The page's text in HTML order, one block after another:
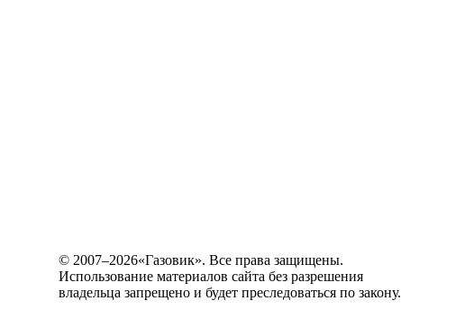
© 2007–2026«Газовик». Все права защищены.
Использование материалов сайта без разрешения
владельца запрещено и будет преследоваться по закону.